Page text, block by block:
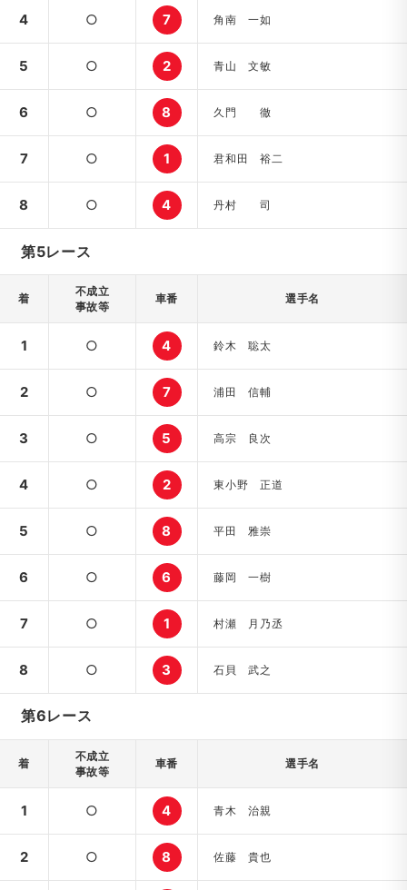
4 ○ 7 角南 一如
5 ○ 2 青山 文敏
6 ○ 8 久門 徹
7 ○ 1 君和田 裕二
8 ○ 4 丹村 司
第5レース
着
不成立
事故等
車番 選手名
1 ○ 4 鈴木 聡太
2 ○ 7 浦田 信輔
3 ○ 5 高宗 良次
4 ○ 2 東小野 正道
5 ○ 8 平田 雅崇
6 ○ 6 藤岡 一樹
7 ○ 1 村瀬 月乃丞
8 ○ 3 石貝 武之
第6レース
着
不成立
事故等
車番 選手名
1 ○ 4 青木 治親
2 ○ 8 佐藤 貴也